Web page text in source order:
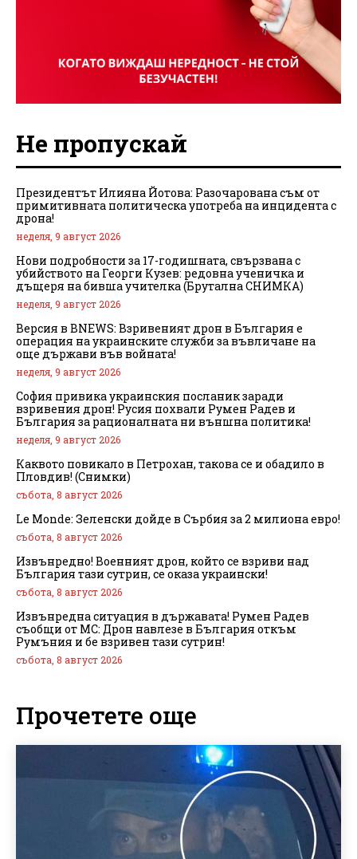
Не пропускай
Президентът Илияна Йотова: Разочарована съм от
примитивната политическа употреба на инцидента с
дрона!
неделя, 9 август 2026
Нови подробности за 17-годишната, свързвана с
убийството на Георги Кузев: редовна ученичка и
дъщеря на бивша учителка (Брутална СНИМКА)
неделя, 9 август 2026
Версия в BNEWS: Взривеният дрон в България е
операция на украинските служби за въвличане на
още държави във войната!
неделя, 9 август 2026
София привика украинския посланик заради
взривения дрон! Русия похвали Румен Радев и
България за рационалната ни външна политика!
неделя, 9 август 2026
Каквото повикало в Петрохан, такова се и обадило в
Пловдив! (Снимки)
събота, 8 август 2026
Le Monde: Зеленски дойде в Сърбия за 2 милиона евро!
събота, 8 август 2026
Извънредно! Военният дрон, който се взриви над
България тази сутрин, се оказа украински!
събота, 8 август 2026
Извънредна ситуация в държавата! Румен Радев
съобщи от МС: Дрон навлезе в България откъм
Румъния и бе взривен тази сутрин!
събота, 8 август 2026
Прочетете още